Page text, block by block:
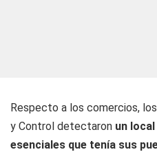
Respecto a los comercios,
y Control detectaron un
esenciales que tenía sus